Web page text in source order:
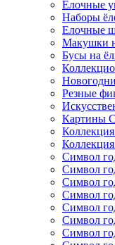
Елочные
Наборы
Елочные
Макушки
Бусы на
Резные
Картины
Символ
Символ
Символ
Символ
Символ
Символ
Символ